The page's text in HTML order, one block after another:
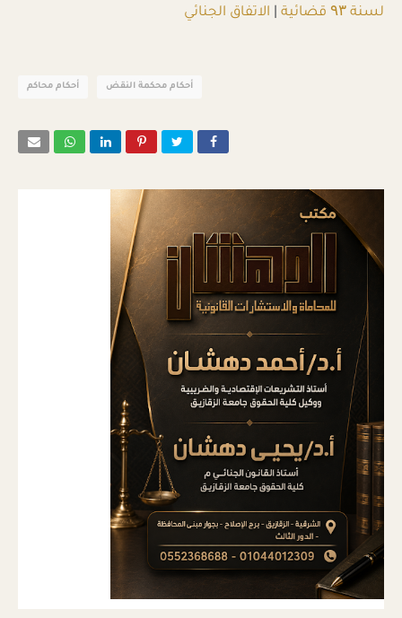
لسنة ۹۳ قضائية
الاتفاق الجنائي
أحكام محاكم أحكام محكمة النقض